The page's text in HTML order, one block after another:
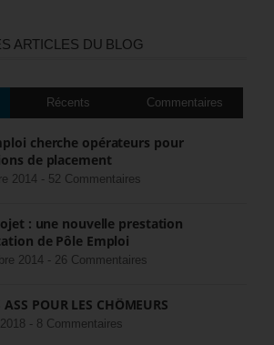
ARTICLES DU BLOG
Récents Commentaires
cherche opérateurs pour
de placement
2014 - 52 Commentaires
: une nouvelle prestation
de Pôle Emploi
2014 - 26 Commentaires
ASS POUR LES CHÔMEURS
- 8 Commentaires